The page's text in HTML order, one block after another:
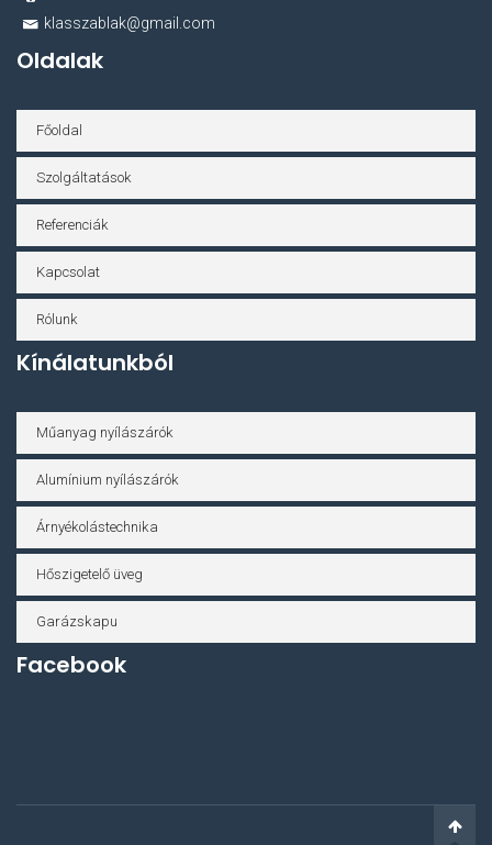
klasszablak@gmail.com
Oldalak
Főoldal
Szolgáltatások
Referenciák
Kapcsolat
Rólunk
Kínálatunkból
Műanyag nyílászárók
Alumínium nyílászárók
Árnyékolástechnika
Hőszigetelő üveg
Garázskapu
Facebook